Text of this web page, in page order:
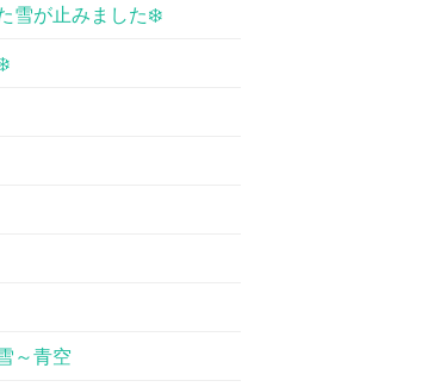
雪が止みました❄️
～青空